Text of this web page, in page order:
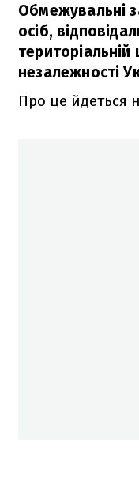
Обмежувальні
осіб,
територіальній
незалежності
Про це йдеться